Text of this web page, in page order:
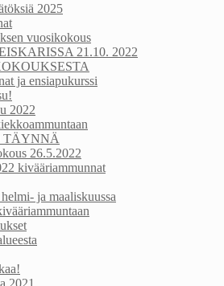
2025
vuosikokous
21.10. 2022
ja ensiapukurssi
2022
TÄYNNÄ
26.5.2022
kivääriammunnat
ja maaliskuussa
2021